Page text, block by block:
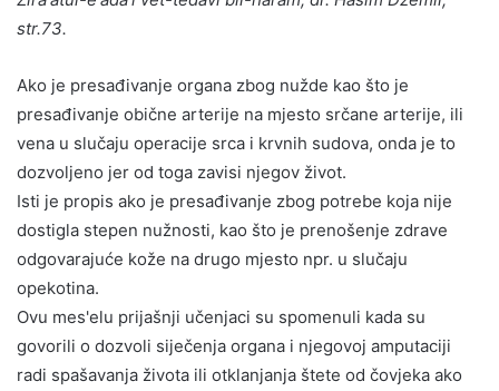
str.73.
Ako je presađivanje organa zbog nužde kao što je
presađivanje obične arterije na mjesto srčane arterije, ili
vena u slučaju operacije srca i krvnih sudova, onda je to
dozvoljeno jer od toga zavisi njegov život.
Isti je propis ako je presađivanje zbog potrebe koja nije
dostigla stepen nužnosti, kao što je prenošenje zdrave
odgovarajuće kože na drugo mjesto npr. u slučaju
opekotina.
Ovu mes'elu prijašnji učenjaci su spomenuli kada su
govorili o dozvoli siječenja organa i njegovoj amputaciji
radi spašavanja života ili otklanjanja štete od čovjeka ako